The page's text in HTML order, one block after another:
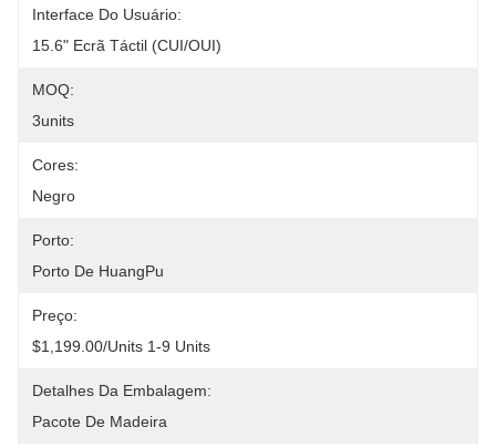
Interface Do Usuário:
15.6" Ecrã Táctil (CUI/OUI)
MOQ:
3units
Cores:
Negro
Porto:
Porto De HuangPu
Preço:
$1,199.00/units 1-9 Units
Detalhes Da Embalagem:
Pacote De Madeira